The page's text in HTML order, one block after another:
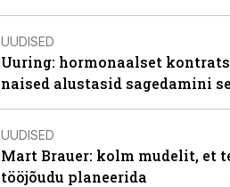
UUDISED
Uuring: hormonaalset
naised alustasid sagedamini
UUDISED
Mart Brauer: kolm mudelit, et
tööjõudu planeerida